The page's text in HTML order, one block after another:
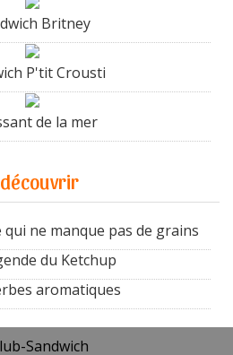
Britney
P'tit Crousti
de la mer
qui ne manque pas de grains
du Ketchup
aromatiques